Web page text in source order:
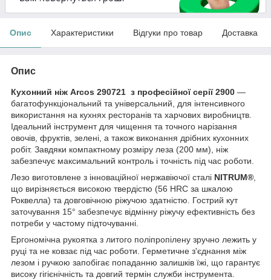
Опис Характеристики Відгуки про товар Доставка
Опис
Кухонний ніж Arcos 290721 з професійної серії 2900 —
багатофункціональний та універсальний, для інтенсивного
використання на кухнях ресторанів та харчових виробництв.
Ідеальний інструмент для чищення та точного нарізання
овочів, фруктів, зелені, а також виконання дрібних кухонних
робіт. Завдяки компактному розміру леза (200 мм), ніж
забезпечує максимальний контроль і точність під час роботи.
Лезо виготовлене з інноваційної нержавіючої сталі NITRUM®,
що вирізняється високою твердістю (56 HRC за шкалою
Роквелла) та довговічною ріжучою здатністю. Гострий кут
заточування 15° забезпечує відмінну ріжучу ефективність без
потреби у частому підточуванні.
Ергономічна рукоятка з литого поліпропілену зручно лежить у
руці та не ковзає під час роботи. Герметичне з'єднання між
лезом і ручкою запобігає попаданню залишків їжі, що гарантує
високу гігієнічність та довгий термін служби інструмента.